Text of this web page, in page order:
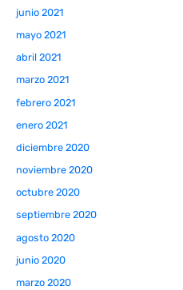
junio 2021
mayo 2021
abril 2021
marzo 2021
febrero 2021
enero 2021
diciembre 2020
noviembre 2020
octubre 2020
septiembre 2020
agosto 2020
junio 2020
marzo 2020